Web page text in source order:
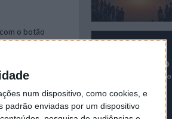
num dispositivo, como cookies, e
padrão enviadas por um dispositivo
o botão
aí
gestor de
ou
um visto